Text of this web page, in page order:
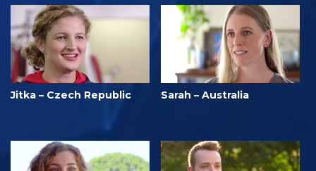
Jitka – Czech Republic Sarah – Australia